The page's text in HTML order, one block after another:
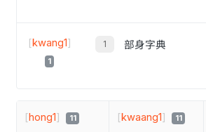
[kwang1]
1
部身字典
[hong1] 11 [kwaang1] 11